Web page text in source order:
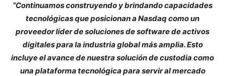
“Continuamos construyendo y brindando capacidades
tecnológicas que posicionan a Nasdaq como un
proveedor líder de soluciones de software de activos
digitales para la industria global más amplia. Esto
incluye el avance de nuestra solución de custodia como
una plataforma tecnológica para servir al mercado